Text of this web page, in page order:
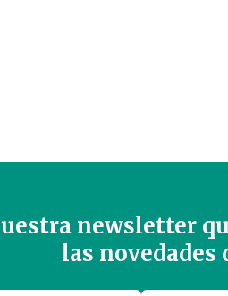
newsletter
las novedades